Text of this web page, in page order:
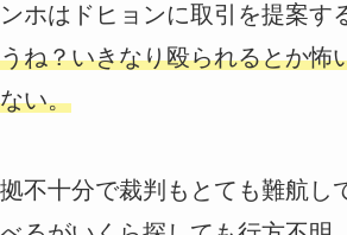
ホはドヒョンに取引を提案す
ね？いきなり殴られるとか
い。
不十分で裁判もとても難航し